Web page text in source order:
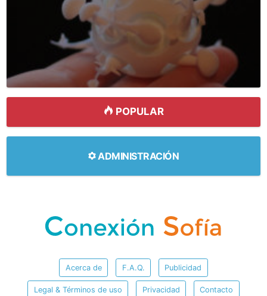
POPULAR
ADMINISTRACIÓN
Acerca de F.A.Q. Publicidad
Legal & Términos de uso Privacidad Contacto